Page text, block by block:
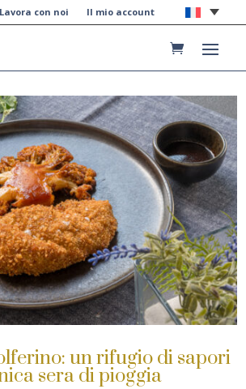
Lavora con noi Il mio account
un rifugio di sapori
sera di pioggia